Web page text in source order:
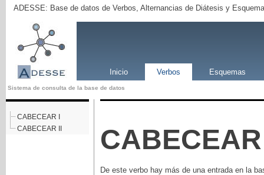
ADESSE: Base de datos de Verbos, Alternancias de Diátesis y
Inicio Verbos Esquemas
Sistema de consulta de la base de datos
CABECEAR I
CABECEAR II
CABECEAR
De este verbo hay más de una entrada en la